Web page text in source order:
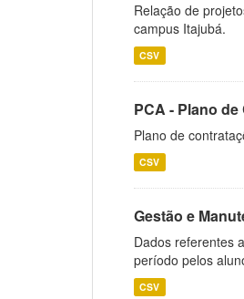
Relação de
campus Itajubá.
CSV
PCA - Plano
Plano de
CSV
Gestão e
Dados referentes
período pelos
CSV